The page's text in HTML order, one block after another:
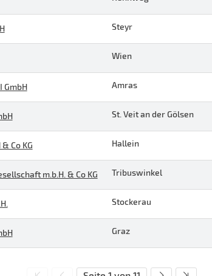
Steyr
Wien
GmbH Amras
St. Veit an der Gölsen
Co KG Hallein
m.b.H. & Co KG Tribuswinkel
Stockerau
Graz